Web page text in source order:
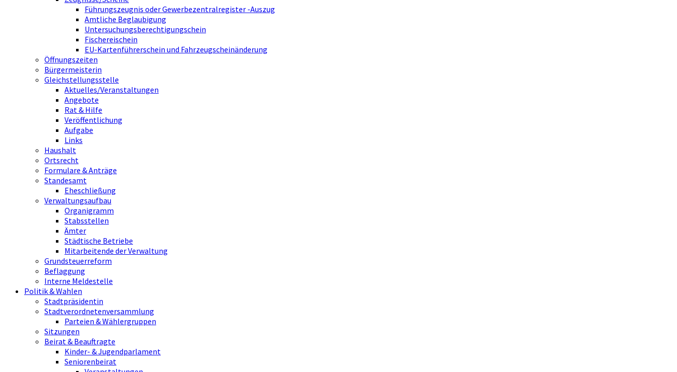
Führungszeugnis oder Gewerbezentralregister -Auszug
Amtliche Beglaubigung
Untersuchungsberechtigungschein
Fischereischein
EU-Kartenführerschein und Fahrzeugscheinänderung
Öffnungszeiten
Bürgermeisterin
Gleichstellungsstelle
Aktuelles/Veranstaltungen
Angebote
Rat & Hilfe
Veröffentlichung
Aufgabe
Links
Haushalt
Ortsrecht
Formulare & Anträge
Standesamt
Eheschließung
Verwaltungsaufbau
Organigramm
Stabsstellen
Ämter
Städtische Betriebe
Mitarbeitende der Verwaltung
Grundsteuerreform
Beflaggung
Interne Meldestelle
Politik & Wahlen
Stadtpräsidentin
Stadtverordnetenversammlung
Parteien & Wählergruppen
Sitzungen
Beirat & Beauftragte
Kinder- & Jugendparlament
Seniorenbeirat